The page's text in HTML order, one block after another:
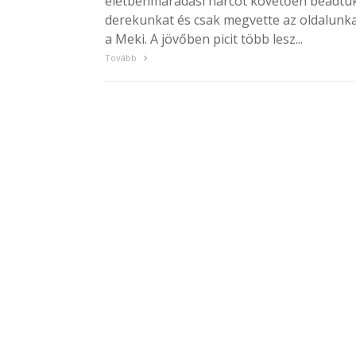
derekunkat és csak megvette az
a Meki. A jövőben picit több lesz...
Tovább